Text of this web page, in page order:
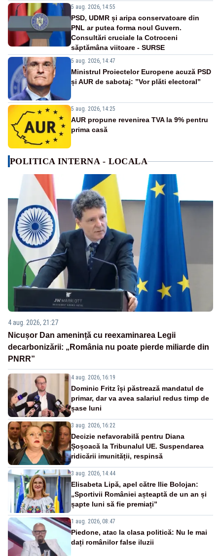
5 aug. 2026, 14:55
PSD, UDMR și aripa conservatoare din
PNL ar putea forma noul Guvern.
Consultări cruciale la Cotroceni
săptămâna viitoare - SURSE
5 aug. 2026, 14:47
Ministrul Proiectelor Europene acuză PSD
și AUR de sabotaj: ”Vor plăti electoral”
5 aug. 2026, 14:25
AUR propune revenirea TVA la 9% pentru
prima casă
POLITICA INTERNA - LOCALA
4 aug. 2026, 21:27
Nicușor Dan amenință cu reexaminarea Legii
decarbonizării: „România nu poate pierde miliarde din
PNRR”
4 aug. 2026, 16:19
Dominic Fritz își păstrează mandatul de
primar, dar va avea salariul redus timp de
șase luni
3 aug. 2026, 16:22
Decizie nefavorabilă pentru Diana
Șoșoacă la Tribunalul UE. Suspendarea
ridicării imunității, respinsă
3 aug. 2026, 14:44
Elisabeta Lipă, apel către Ilie Bolojan:
„Sportivii României așteaptă de un an și
șapte luni să fie premiați”
1 aug. 2026, 08:47
Piedone, atac la clasa politică: Nu le mai
dați românilor false iluzii